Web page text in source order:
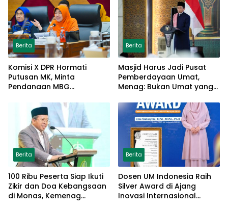
Berita
Komisi X DPR Hormati
Putusan MK, Minta
Pendanaan MBG
Pendidikan
Berita
Masjid Harus Jadi Pusat
Pemberdayaan Umat,
Menag: Bukan Umat yang
Berita
100 Ribu Peserta Siap Ikuti
Zikir dan Doa Kebangsaan
di Monas, Kemenag
Berita
Dosen UM Indonesia Raih
Silver Award di Ajang
Inovasi Internasional